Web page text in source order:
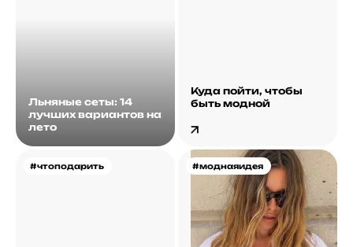
Льняные сеты: 14
лучших вариантов на
лето
Куда пойти, чтобы
быть модной
#чтоподарить #моднаяидея